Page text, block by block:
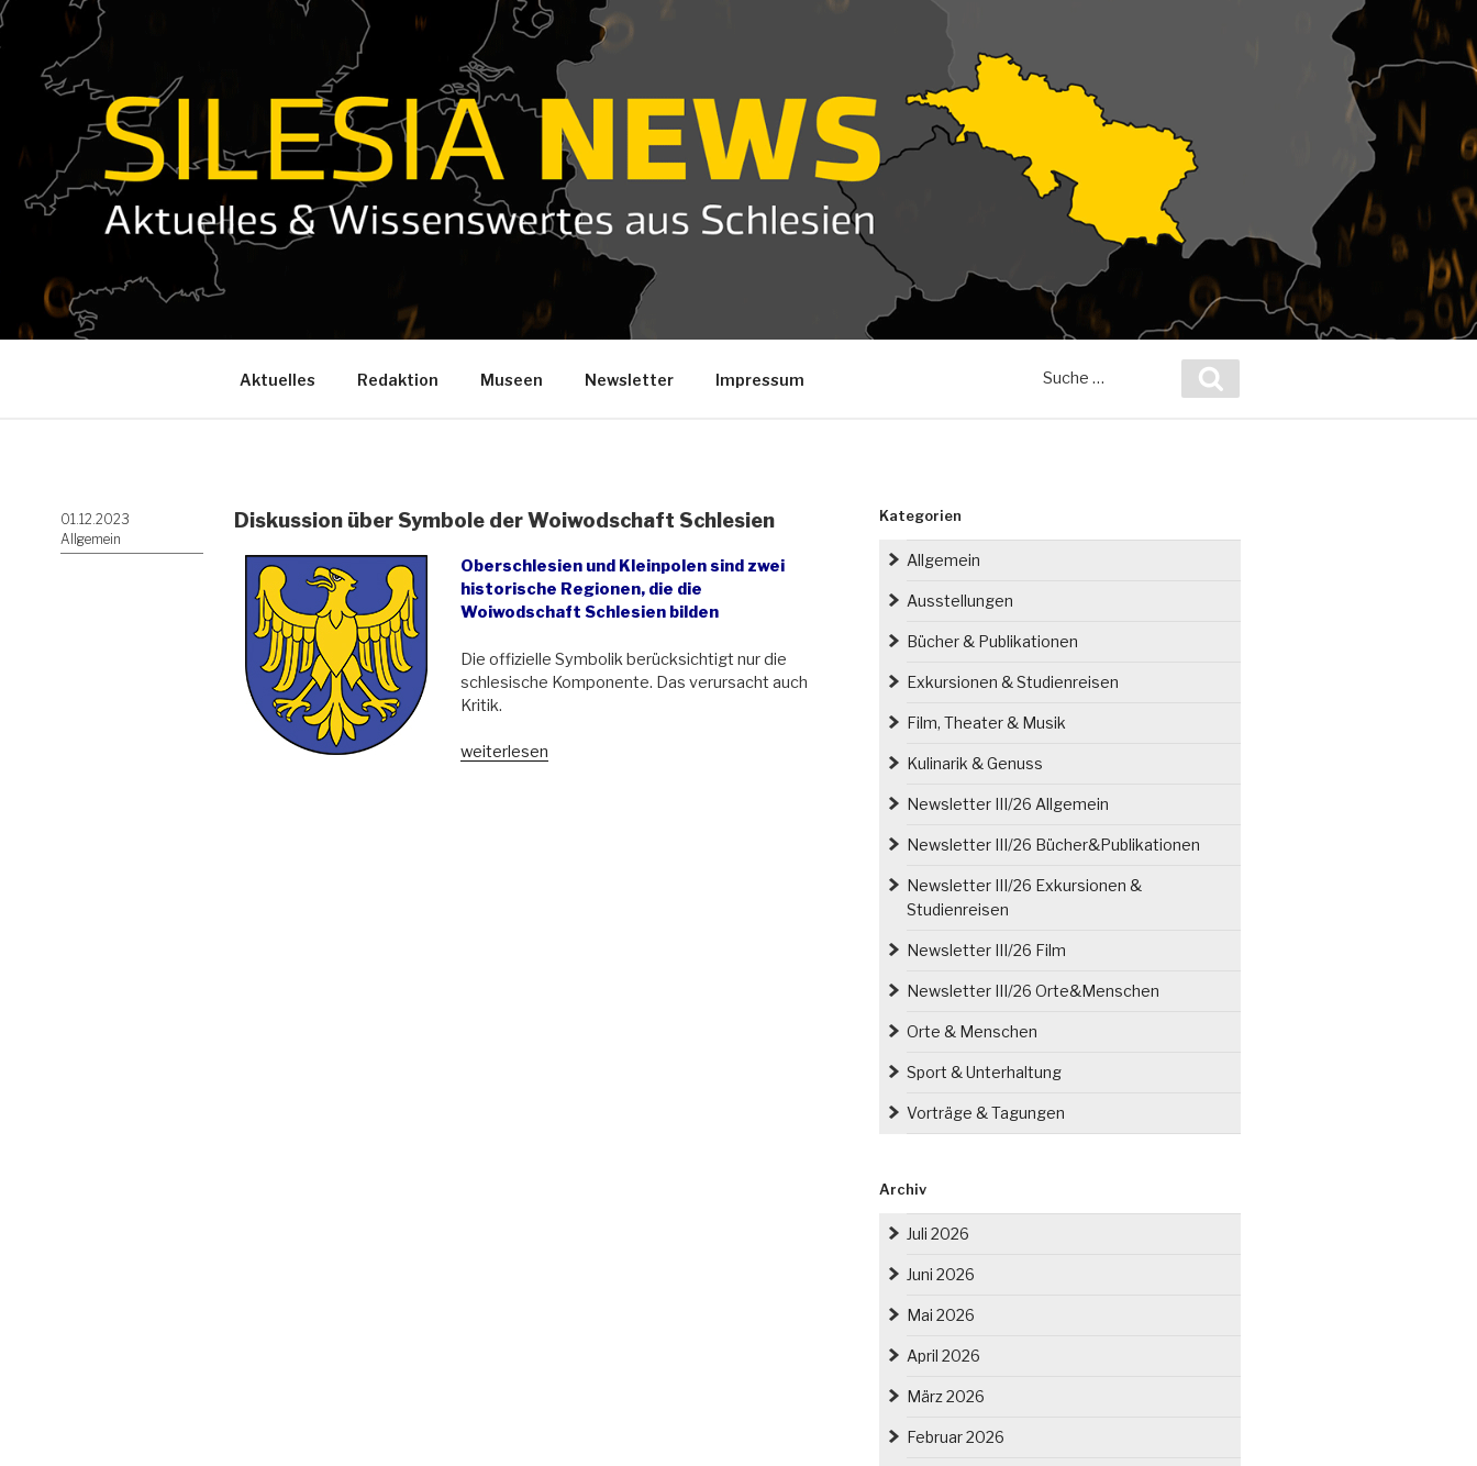
Zum
Inhalt
springen
Aktuelles Redaktion Museen Newsletter Impressum
nach:
Veröffentlicht
am
01.12.2023
Allgemein
Diskussion über Symbole der Woiwodschaft Schlesien
Oberschlesien und Kleinpolen sind zwei
historische Regionen, die die
Woiwodschaft Schlesien bilden
Die offizielle Symbolik berücksichtigt nur die
schlesische Komponente. Das verursacht auch
Kritik.
„Diskussion
weiterlesen
Kategorien
Allgemein
Ausstellungen
Bücher & Publikationen
Exkursionen & Studienreisen
Film, Theater & Musik
Kulinarik & Genuss
Newsletter III/26 Allgemein
Newsletter III/26 Bücher&Publikationen
Newsletter III/26 Exkursionen &
Studienreisen
Newsletter III/26 Film
Newsletter III/26 Orte&Menschen
Orte & Menschen
Sport & Unterhaltung
Vorträge & Tagungen
Archiv
Juli 2026
Juni 2026
Mai 2026
April 2026
März 2026
Februar 2026